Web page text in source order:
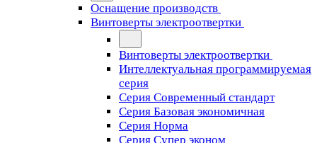
Оснащение производств
Винтоверты электроотвертки
Винтоверты электроотвертки
Интеллектуальная программируемая
серия
Серия Современный стандарт
Серия Базовая экономичная
Серия Норма
Серия Cупер эконом